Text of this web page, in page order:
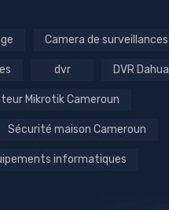
Camera de surveillances
dvr DVR Dahua
Mikrotik Cameroun
Sécurité maison Cameroun
informatiques